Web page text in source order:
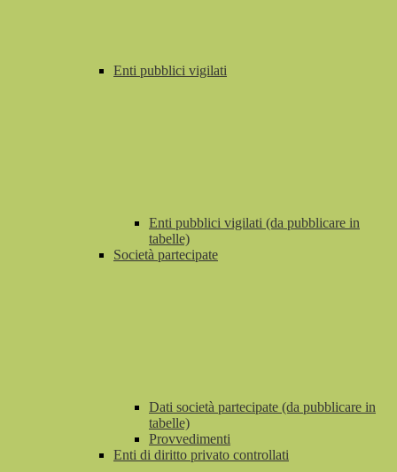
Enti pubblici vigilati
Enti pubblici vigilati (da pubblicare in
tabelle)
Società partecipate
Dati società partecipate (da pubblicare in
tabelle)
Provvedimenti
Enti di diritto privato controllati